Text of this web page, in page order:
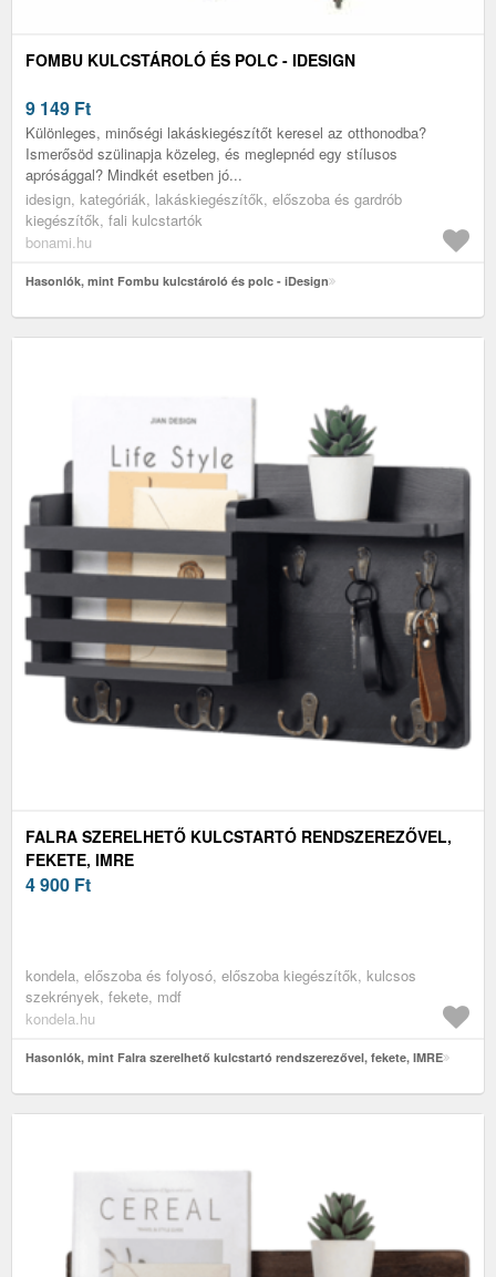
FOMBU KULCSTÁROLÓ ÉS POLC - IDESIGN
9 149 Ft
Különleges, minőségi lakáskiegészítőt keresel az otthonodba?
Ismerősöd szülinapja közeleg, és meglepnéd egy stílusos
aprósággal? Mindkét esetben jó...
idesign, kategóriák, lakáskiegészítők, előszoba és gardrób
kiegészítők, fali kulcstartók
bonami.hu
Hasonlók, mint Fombu kulcstároló és polc - iDesign
FALRA SZERELHETŐ KULCSTARTÓ RENDSZEREZŐVEL,
FEKETE, IMRE
4 900 Ft
kondela, előszoba és folyosó, előszoba kiegészítők, kulcsos
szekrények, fekete, mdf
kondela.hu
Hasonlók, mint Falra szerelhető kulcstartó rendszerezővel, fekete, IMRE